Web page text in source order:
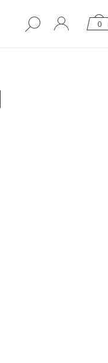
0